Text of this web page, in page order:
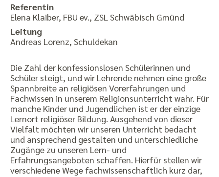
Referentin
Elena Klaiber, FBU ev., ZSL Schwäbisch Gmünd
Leitung
Andreas Lorenz, Schuldekan
Die Zahl der konfessionslosen Schülerinnen und
Schüler steigt, und wir Lehrende nehmen eine große
Spannbreite an religiösen Vorerfahrungen und
Fachwissen in unserem Religionsunterricht wahr. Für
manche Kinder und Jugendlichen ist er der einzige
Lernort religiöser Bildung. Ausgehend von dieser
Vielfalt möchten wir unseren Unterricht bedacht
und ansprechend gestalten und unterschiedliche
Zugänge zu unseren Lern- und
Erfahrungsangeboten schaffen. Hierfür stellen wir
verschiedene Wege fachwissenschaftlich kurz dar,